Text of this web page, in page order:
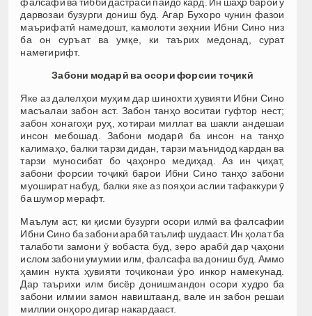
дарвозаи бузурги дониш буд. Агар Бухоро чунин фазои
маърифатӣ намедошт, камолоти зеҳнии Ибни Сино низ
ба он суръат ва умқе, ки таърих медонад, сурат
намегирифт.
Забони модарӣ ваосорифорсии тоҷикӣ
Яке аз далелҳои муҳим дар шинохти ҳувияти Ибни Сино
масъалаи забон аст. Забон танҳо воситаи гуфтор нест;
забон хонагоҳи руҳ, хотираи миллат ва шакли андешаи
инсон мебошад. Забони модарӣ ба инсон на танҳо
калимаҳо, балки тарзи дидан, тарзи маънидод кардан ва
тарзи муносибат бо ҷаҳонро медиҳад. Аз ин ҷиҳат,
забони форсии тоҷикӣ барои Ибни Сино танҳо забони
муошират набуд, балки яке аз пояҳои аслии тафаккури ӯ
ба шумор мерафт.
Маълум аст, ки қисми бузурги осори илмӣ ва фалсафии
Ибни Сино ба забони арабӣ таълиф шудааст. Ин ҳолат ба
талаботи замони ӯ вобаста буд, зеро арабӣ дар ҷаҳони
ислом забони умумии илм, фалсафа ва дониш буд. Аммо
ҳамин нукта ҳувияти тоҷиконаи ӯро инкор намекунад.
Дар таърихи илм бисёр донишмандон осори худро ба
забони илмии замон навиштаанд, вале ин забон решаи
миллии онҳоро дигар накардааст.